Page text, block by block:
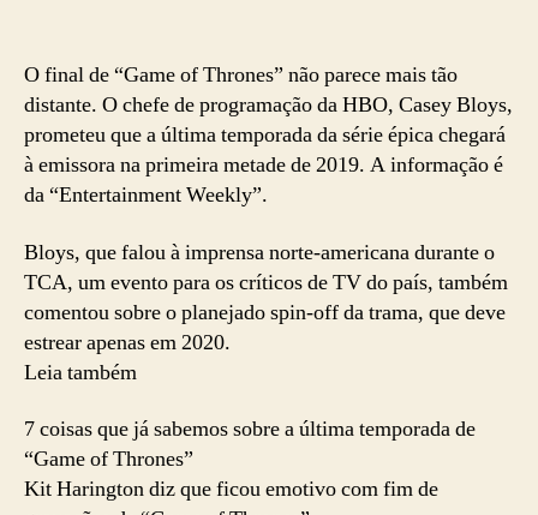
O final de “Game of Thrones” não parece mais tão
distante. O chefe de programação da HBO, Casey Bloys,
prometeu que a última temporada da série épica chegará
à emissora na primeira metade de 2019. A informação é
da “Entertainment Weekly”.
Bloys, que falou à imprensa norte-americana durante o
TCA, um evento para os críticos de TV do país, também
comentou sobre o planejado spin-off da trama, que deve
estrear apenas em 2020.
Leia também
7 coisas que já sabemos sobre a última temporada de
“Game of Thrones”
Kit Harington diz que ficou emotivo com fim de